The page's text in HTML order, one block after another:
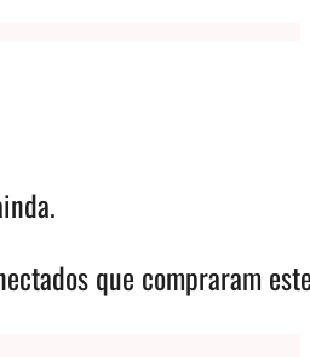
que compraram